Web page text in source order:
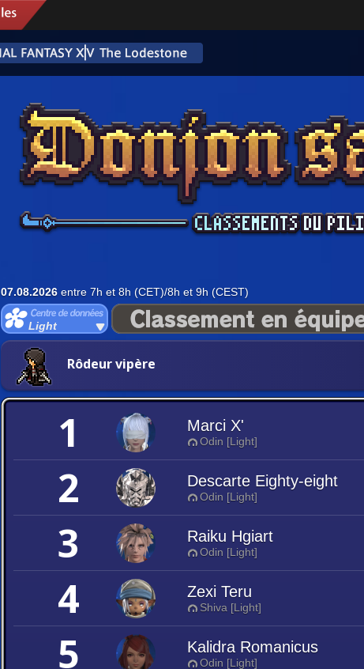
07.08.2026 entre 7h et 8h (CET)/8h et 9h (CEST)
Light
Rôdeur vipère
1 Marci X'
Odin [Light]
2 Descarte Eighty-eight
Odin [Light]
3 Raiku Hgiart
Odin [Light]
4 Zexi Teru
Shiva [Light]
5 Kalidra Romanicus
Odin [Light]